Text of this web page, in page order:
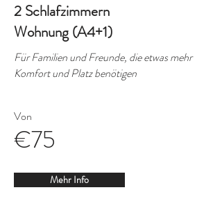
2 Schlafzimmern
Wohnung (A4+1)
Für Familien und Freunde, die etwas mehr
Komfort und Platz benötigen
Von
€75
Mehr Info